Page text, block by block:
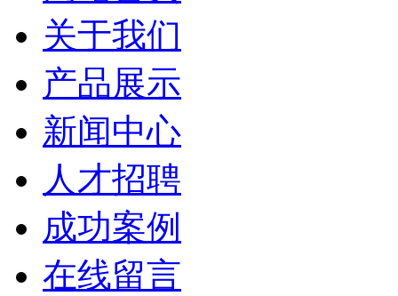
关于我们
产品展示
新闻中心
人才招聘
成功案例
在线留言